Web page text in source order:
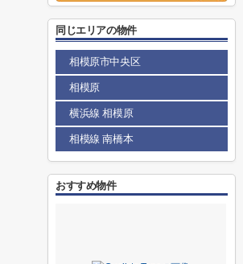
同じエリアの物件
相模原市中央区
相模原
横浜線 相模原
相模線 南橋本
おすすめ物件